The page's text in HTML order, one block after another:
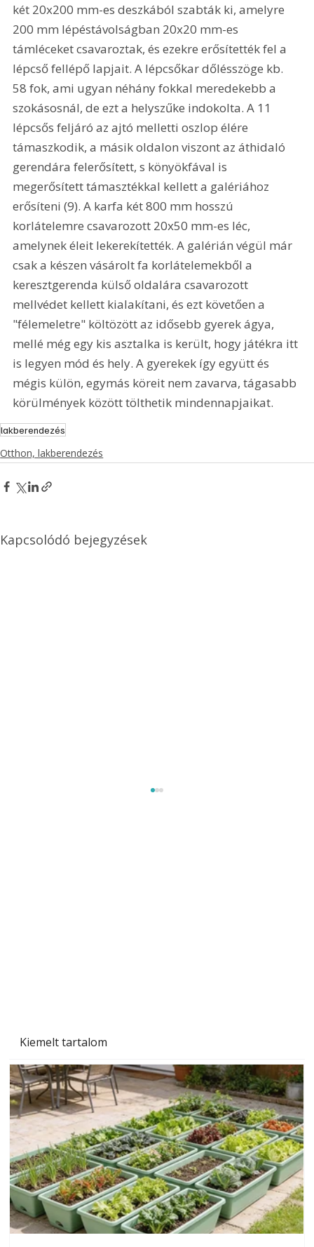
Kiemelt tartalom
két 20x200 mm-es deszkából szabták ki, amelyre
200 mm lépéstávolságban 20x20 mm-es
támléceket csavaroztak, és ezekre erősítették fel a
lépcső fellépő lapjait. A lépcsőkar dőlésszöge kb.
58 fok, ami ugyan néhány fokkal meredekebb a
szokásosnál, de ezt a helyszűke indokolta. A 11
lépcsős feljáró az ajtó melletti oszlop élére
támaszkodik, a másik oldalon viszont az áthidaló
gerendára felerősített, s könyökfával is
megerősített támasztékkal kellett a galériához
erősíteni (9). A karfa két 800 mm hosszú
korlátelemre csavarozott 20x50 mm-es léc,
amelynek éleit lekerekítették. A galérián végül már
csak a készen vásárolt fa korlátelemekből a
keresztgerenda külső oldalára csavarozott
mellvédet kellett kialakítani, és ezt követően a
"félemeletre" költözött az idősebb gyerek ágya,
mellé még egy kis asztalka is került, hogy játékra itt
is legyen mód és hely. A gyerekek így együtt és
mégis külön, egymás köreit nem zavarva, tágasabb
körülmények között tölthetik mindennapjaikat.
lakberendezés
Otthon, lakberendezés
Kapcsolódó bejegyzések